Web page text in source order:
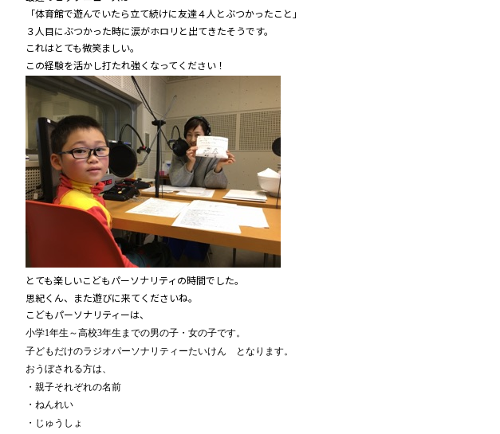
「体育館で遊んでいたら立て続けに友達４人とぶつかったこと」
３人目にぶつかった時に涙がホロリと出てきたそうです。
これはとても微笑ましい。
この経験を活かし打たれ強くなってください！
とても楽しいこどもパーソナリティの時間でした。
思紀くん、また遊びに来てくださいね。
こどもパーソナリティーは、
小学1年生～高校3年生までの男の子・女の子です。
子どもだけのラジオパーソナリティーたいけん となります。
おうぼされる方は、
・親子それぞれの名前
・ねんれい
・じゅうしょ